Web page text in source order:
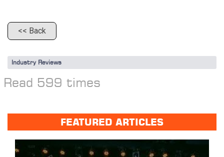
<< Back
Industry Reviews
Read 599 times
FEATURED ARTICLES